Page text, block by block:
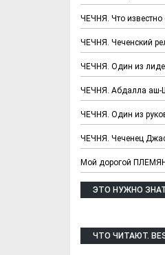
ЧЕЧНЯ. Что известно
ЧЕЧНЯ. Чеченский
ЧЕЧНЯ. Один из
ЧЕЧНЯ. Абдалла аш-
ЧЕЧНЯ. Один из
ЧЕЧНЯ. Чеченец
Мой дорогой
ЭТО НУЖНО
ЧТО ЧИТАЮТ.
Х.